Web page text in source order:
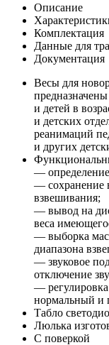
Описание
Комплектация
Данные для
Документация
Весы для
и детей в
и детских
реанимаций
и других
— определение
— сохранение
взвешивания;
— вывод на
веса
— выборка
диапазона
— звуковое
отключение
—
нормальный
Табло
Люлька
С поверкой